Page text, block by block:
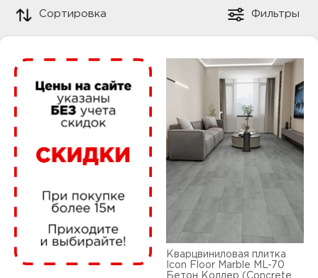
с
Сортировка Фильтры
Кварцвиниловая плитка
Icon Floor Marble ML-70
Бетон Колдер (Concrete